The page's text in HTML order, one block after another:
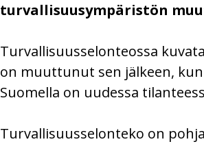
turvallisuusympäristön
Turvallisuusselonteossa
on muuttunut sen jälkeen,
Suomella on uudessa
Turvallisuusselonteko on